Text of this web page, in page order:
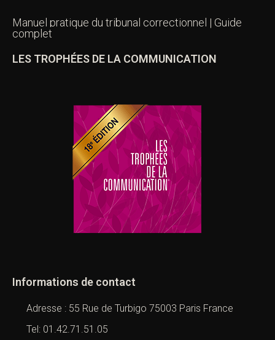
Manuel pratique du tribunal correctionnel | Guide
complet
LES TROPHÉES DE LA COMMUNICATION
Informations de contact
Adresse : 55 Rue de Turbigo 75003 Paris France
Tel: 01.42.71.51.05